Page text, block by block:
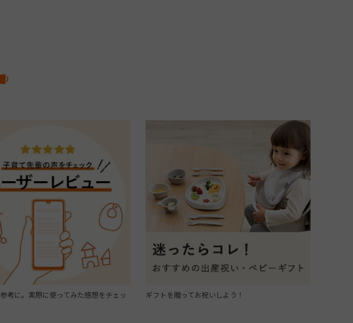
考に。実際に使ってみた感想をチェッ
ギフトを贈ってお祝いしよう！